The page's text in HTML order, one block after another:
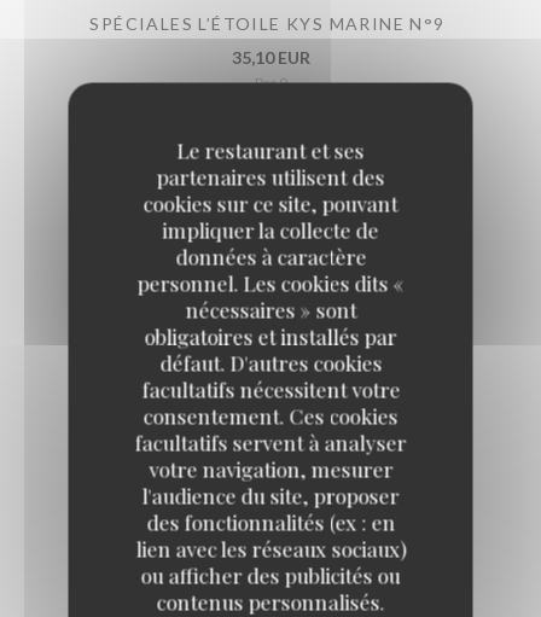
Le restaurant et ses
partenaires utilisent des
cookies sur ce site, pouvant
impliquer la collecte de
données à caractère
personnel. Les cookies dits «
nécessaires » sont
obligatoires et installés par
défaut. D'autres cookies
facultatifs nécessitent votre
consentement. Ces cookies
facultatifs servent à analyser
votre navigation, mesurer
l'audience du site, proposer
des fonctionnalités (ex : en
lien avec les réseaux sociaux)
ou afficher des publicités ou
contenus personnalisés.
SPÉCIALES L’ÉTOILE KYS MARINE N°9
35,10 EUR
Par 9
Charente-Maritime
FINES DE CLAIRE BREUIL N°4
6,90 EUR
Par 3
13,80 EUR
Par 6
20,70 EUR
Par 9
FINES DE CLAIRE BREUIL N°3
8,70 EUR
Par 3
17,40 EUR
Par 6
26,10 EUR
Par 9
SPÉCIALES ANCELIN N°5
9,60 EUR
Par 3
19,20 EUR
Par 6
28,80 EUR
Par 9